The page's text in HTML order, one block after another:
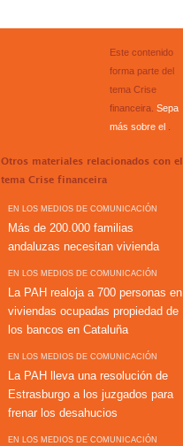
Este contenido
forma parte del
tema Crise
financeira Sepa
más sobre el
Otros materiales relacionados con el
tema Crise financeira
EN LOS MEDIOS DE COMUNICACIÓN
Más de 200.000 familias
andaluzas necesitan vivienda
EN LOS MEDIOS DE COMUNICACIÓN
La PAH realoja a 700 personas en
viviendas ocupadas propiedad de
los bancos en Cataluña
EN LOS MEDIOS DE COMUNICACIÓN
La PAH lleva una resolución de
Estrasburgo a los juzgados para
frenar los desahucios
EN LOS MEDIOS DE COMUNICACIÓN